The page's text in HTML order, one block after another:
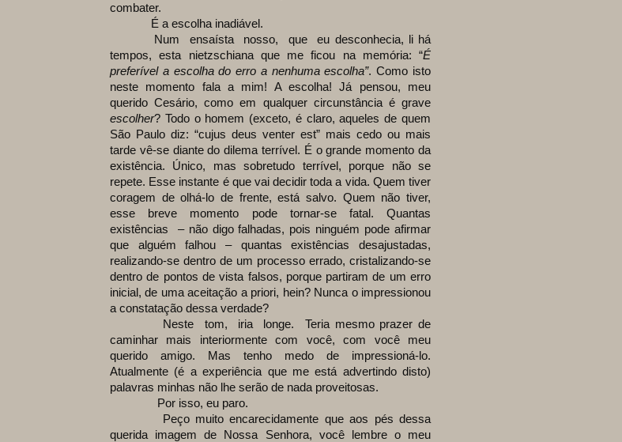
combater.
É a escolha inadiável.
Num ensaísta nosso, que eu desconhecia, li há
tempos, esta nietzschiana que me ficou na memória: “É
preferível a escolha do erro a nenhuma escolha”. Como isto
neste momento fala a mim! A escolha! Já pensou, meu
querido Cesário, como em qualquer circunstância é grave
escolher? Todo o homem (exceto, é claro, aqueles de quem
São Paulo diz: “cujus deus venter est” mais cedo ou mais
tarde vê-se diante do dilema terrível. É o grande momento da
existência. Único, mas sobretudo terrível, porque não se
repete. Esse instante é que vai decidir toda a vida. Quem tiver
coragem de olhá-lo de frente, está salvo. Quem não tiver,
esse breve momento pode tornar-se fatal. Quantas
existências – não digo falhadas, pois ninguém pode afirmar
que alguém falhou – quantas existências desajustadas,
realizando-se dentro de um processo errado, cristalizando-se
dentro de pontos de vista falsos, porque partiram de um erro
inicial, de uma aceitação a priori, hein? Nunca o impressionou
a constatação dessa verdade?
Neste tom, iria longe. Teria mesmo prazer de
caminhar mais interiormente com você, com você meu
querido amigo. Mas tenho medo de impressioná-lo.
Atualmente (é a experiência que me está advertindo disto)
palavras minhas não lhe serão de nada proveitosas.
Por isso, eu paro.
Peço muito encarecidamente que aos pés dessa
querida imagem de Nossa Senhora, você lembre o meu